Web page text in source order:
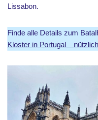
Lissabon.
Finde alle Details zum
Kloster in Portugal –